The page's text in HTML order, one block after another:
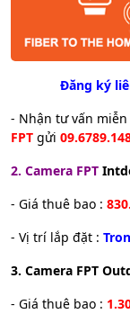
Đăng ký
- Nhận tư vấn
FPT gửi
2. Camera FPT
- Giá thuê bao :
- Vị trí lắp đặt :
3. Camera FPT
- Giá thuê bao :